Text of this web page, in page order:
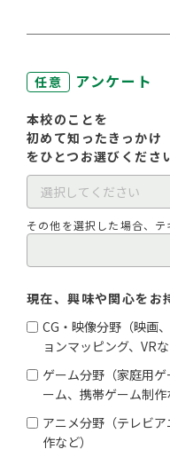
任意 アンケート
本校のことを
初めて知ったきっかけ
をひとつお選びくださ
その他を選択した場合、テ
現在、興味や関心をお
CG・映像分野（映画
ョンマッピング、VRな
ゲーム分野（家庭用
ーム、携帯ゲーム制作
アニメ分野（テレビ
作など）